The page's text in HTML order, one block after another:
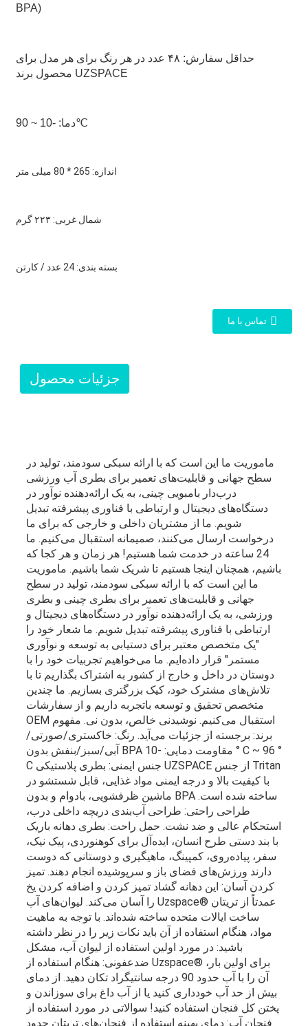
BPA)
حداقل سفارش: ۴۸ عدد در هر رنگ برای هر مدل برای
محصول برند UZSPACE
دما: -10 ~ 90℃
اندازه: 265 * 80 میلی متر
شمال غربی: ۲۲۳ گرم
بسته بندی: 24 عدد / کارتن
تماس با ما
جزئیات محصول
ماموریت ما این است که با ارائه سبکی سودمند، تولید در
سطح جهانی و قابلیت‌های تعمیر برای بطری آب ورزشی
درب‌دار بامبویی چینی، به یک ارائه‌دهنده نوآور در
دستگاه‌های دیجیتال و ارتباطی با فناوری پیشرفته تبدیل
شویم. ما از مشتریان داخلی و خارجی که برای ما
درخواست ارسال می‌کنند، صمیمانه استقبال می‌کنیم. ما
24 ساعته در خدمت شما هستیم! هر زمان و هر کجا که
باشیم، همچنان اینجا هستیم تا شریک شما باشیم. ماموریت
ما این است که با ارائه سبکی سودمند، تولید در سطح
جهانی و قابلیت‌های تعمیر برای بطری چینی و بطری
ورزشی، به یک ارائه‌دهنده نوآور در دستگاه‌های دیجیتال و
ارتباطی با فناوری پیشرفته تبدیل شویم. ما شعار خود را
"یک متخصص معتبر برای دستیابی به توسعه و نوآوری
مستمر" قرار داده‌ایم. ما می‌خواهیم تجربیات خود را با
دوستان در داخل و خارج از کشور به اشتراک بگذاریم تا با
تلاش‌های مشترک خود، کیک بزرگتری بسازیم. ما چندین
متخصص تحقیق و توسعه باتجربه داریم و از سفارشات
OEM استقبال می‌کنیم. نوشیدنی خالص، بدون نی. مفهوم
برند: برجسته از جزئیات می‌آید. رنگ: خاکستری/صورتی/
آبی/سبز/بنفش بدون BPA مقاومت دمایی: -10 ° C ~ 96 °
C جنس ایمنی: بطری پلاستیکی UZSPACE از جنس Tritan
با کیفیت بالا و درجه ایمنی مواد غذایی، قابل شستشو در
ماشین ظرفشویی، بادوام و بدون BPA ساخته شده است.
طراحی راحتی: طراحی آب‌بندی دریچه داخلی درب،
استحکام عالی و ضد نشت. حمل راحت: بطری دهانه باریک
با بند دستی طرح انسان، ایده‌آل برای کوهنوردی، پیک نیک،
سفر، پیاده‌روی، کمپینگ، ماهیگیری و دوستانی که دوست
دارند ورزش‌های فضای باز و سرپوشیده انجام دهند. تمیز
کردن آسان: این دهانه گشاد تمیز کردن و اضافه کردن یخ
را آسان می‌کند. لیوان‌های آب Uzspace® عمدتاً از تریتان
ساخت ایالات متحده ساخته شده‌اند. با توجه به ماهیت
مواد، هنگام استفاده از آن باید نکات زیر را در نظر داشته
باشید: در مورد اولین استفاده از لیوان آب، مشکل
ضدعفونی: هنگام استفاده از Uzspace® برای اولین بار،
آن را با آب حدود 90 درجه سانتیگراد تکان دهید. از دمای
بیش از حد آب خودداری کنید یا از آب داغ برای سوزاندن و
پختن کل فنجان استفاده کنید! سوالاتی در مورد استفاده از
فنجان آب: دمای بهینه استفاده از فنجان‌های تریتان حدود